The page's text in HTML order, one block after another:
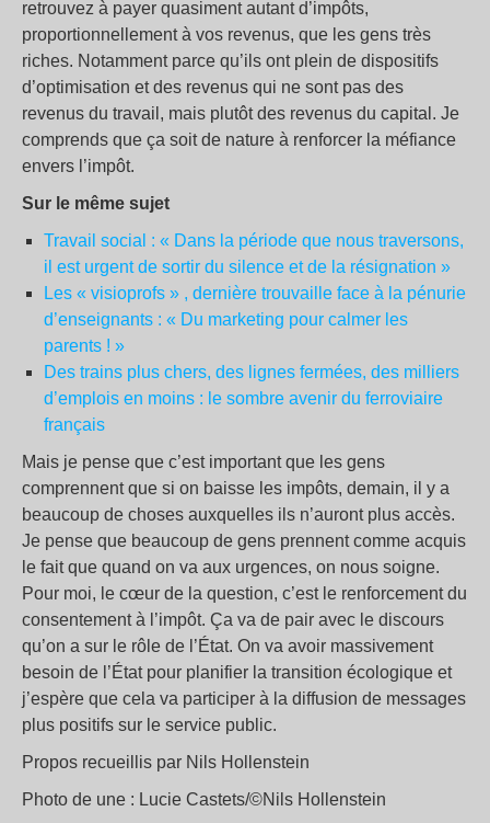
retrouvez à payer quasiment autant d’impôts,
proportionnellement à vos revenus, que les gens très
riches. Notamment parce qu’ils ont plein de dispositifs
d’optimisation et des revenus qui ne sont pas des
revenus du travail, mais plutôt des revenus du capital. Je
comprends que ça soit de nature à renforcer la méfiance
envers l’impôt.
Sur le même sujet
Travail social : « Dans la période que nous traversons,
il est urgent de sortir du silence et de la résignation »
Les « visioprofs » , dernière trouvaille face à la pénurie
d’enseignants : « Du marketing pour calmer les
parents ! »
Des trains plus chers, des lignes fermées, des milliers
d’emplois en moins : le sombre avenir du ferroviaire
français
Mais je pense que c’est important que les gens
comprennent que si on baisse les impôts, demain, il y a
beaucoup de choses auxquelles ils n’auront plus accès.
Je pense que beaucoup de gens prennent comme acquis
le fait que quand on va aux urgences, on nous soigne.
Pour moi, le cœur de la question, c’est le renforcement du
consentement à l’impôt. Ça va de pair avec le discours
qu’on a sur le rôle de l’État. On va avoir massivement
besoin de l’État pour planifier la transition écologique et
j’espère que cela va participer à la diffusion de messages
plus positifs sur le service public.
Propos recueillis par Nils Hollenstein
Photo de une : Lucie Castets/©Nils Hollenstein